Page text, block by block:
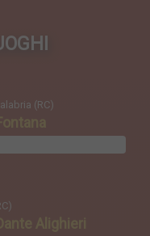
Reggio Calabria (RC)
(RC)